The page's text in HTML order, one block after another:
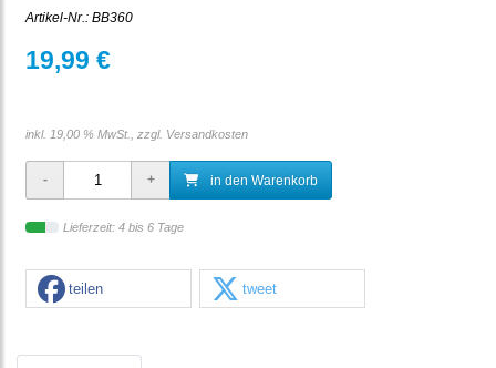
Artikel-Nr.: BB360
19,99 €
inkl. 19,00 % MwSt., zzgl. Versandkosten
in den Warenkorb
Lieferzeit: 4 bis 6 Tage
teilen tweet